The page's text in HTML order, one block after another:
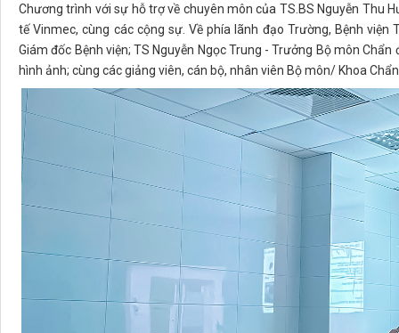
Chương trình với sự hỗ trợ về chuyên môn của TS.BS Nguyễn Thu
tế Vinmec, cùng các cộng sự. Về phía lãnh đạo Trường, Bệnh viện
Giám đốc Bệnh viện; TS Nguyễn Ngọc Trung - Trưởng Bộ môn
hình ảnh; cùng các giảng viên, cán bộ, nhân viên Bộ môn/ Khoa